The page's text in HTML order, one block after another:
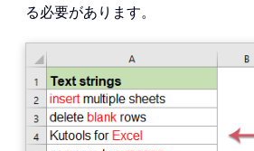
る必要があります。